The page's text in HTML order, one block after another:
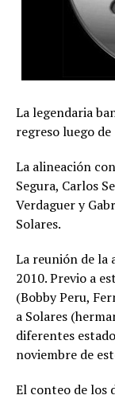
La legendaria
regreso luego
La alineación
Segura, Carlos
Verdaguer y
Solares.
La reunión de la
2010. Previo a
(Bobby Peru,
a Solares
diferentes
noviembre de
El conteo de los